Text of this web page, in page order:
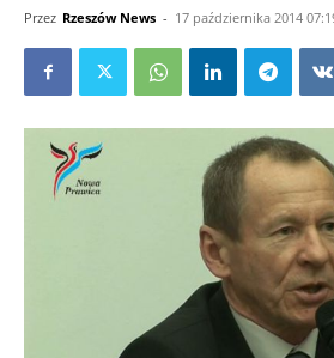
Przez Rzeszów News - 17 października 2014